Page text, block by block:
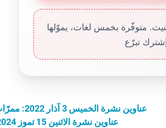
متوفّرة بخمس لغات، يموّلها
تبرّع
عناوين نشرة الخميس 3 آذار 2022: ممرّات إنسانيّة وأخبار دقيقة
عناوين نشرة الاثنين 15 تموز 2024: قِيم الحياة المسيحيّة